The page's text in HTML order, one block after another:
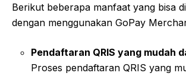
Berikut beberapa manfaat yang bisa
dengan menggunakan GoPay
Pendaftaran QRIS yang mudah
Proses pendaftaran QRIS yang